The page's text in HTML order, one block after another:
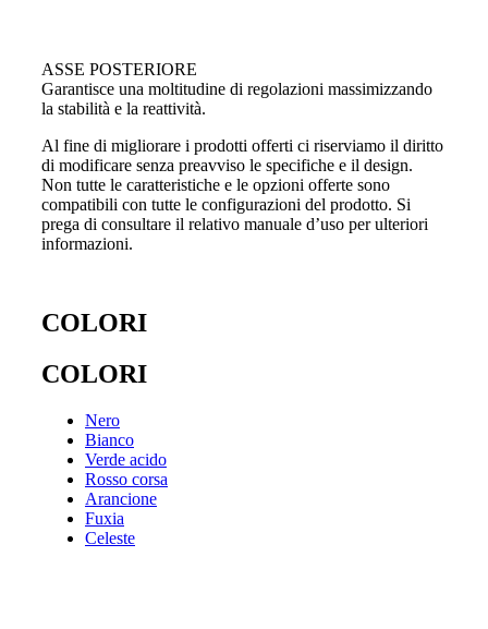
ASSE POSTERIORE
Garantisce una moltitudine di regolazioni massimizzando
la stabilità e la reattività.
Al fine di migliorare i prodotti offerti ci riserviamo il diritto
di modificare senza preavviso le specifiche e il design.
Non tutte le caratteristiche e le opzioni offerte sono
compatibili con tutte le configurazioni del prodotto. Si
prega di consultare il relativo manuale d’uso per ulteriori
informazioni.
COLORI
COLORI
Nero
Bianco
Verde acido
Rosso corsa
Arancione
Fuxia
Celeste